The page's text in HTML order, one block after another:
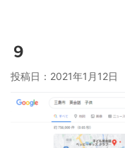
９
投稿日： 2021年1月12日